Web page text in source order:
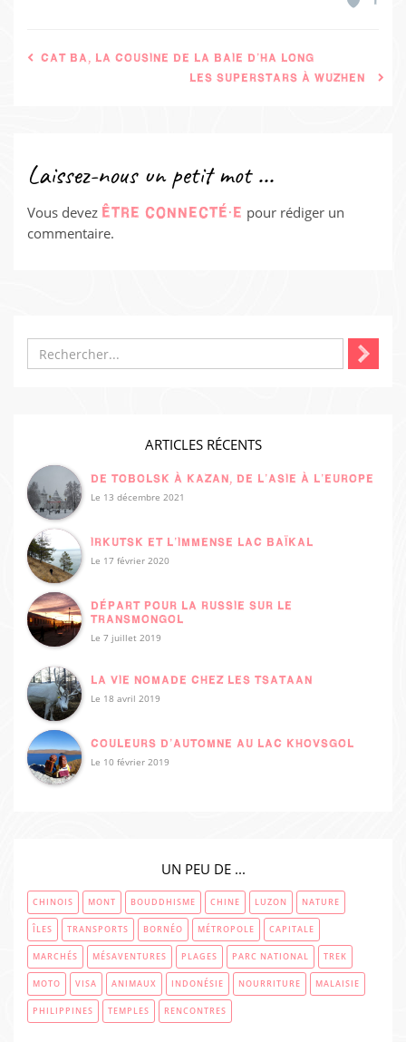
CAT BA, LA COUSINE DE LA BAIE D’HA LONG
LES SUPERSTARS À WUZHEN
Laissez-nous un petit mot ...
Vous devez ÊTRE CONNECTÉ·E pour rédiger un
commentaire.
ARTICLES RÉCENTS
DE TOBOLSK À KAZAN, DE L’ASIE À L’EUROPE
Le 13 décembre 2021
IRKUTSK ET L’IMMENSE LAC BAÏKAL
Le 17 février 2020
DÉPART POUR LA RUSSIE SUR LE
TRANSMONGOL
Le 7 juillet 2019
LA VIE NOMADE CHEZ LES TSATAAN
Le 18 avril 2019
COULEURS D’AUTOMNE AU LAC KHOVSGOL
Le 10 février 2019
UN PEU DE ...
CHINOIS MONT BOUDDHISME CHINE LUZON NATURE
ÎLES TRANSPORTS BORNÉO MÉTROPOLE CAPITALE
MARCHÉS MÉSAVENTURES PLAGES PARC NATIONAL TREK
MOTO VISA ANIMAUX INDONÉSIE NOURRITURE MALAISIE
PHILIPPINES TEMPLES RENCONTRES